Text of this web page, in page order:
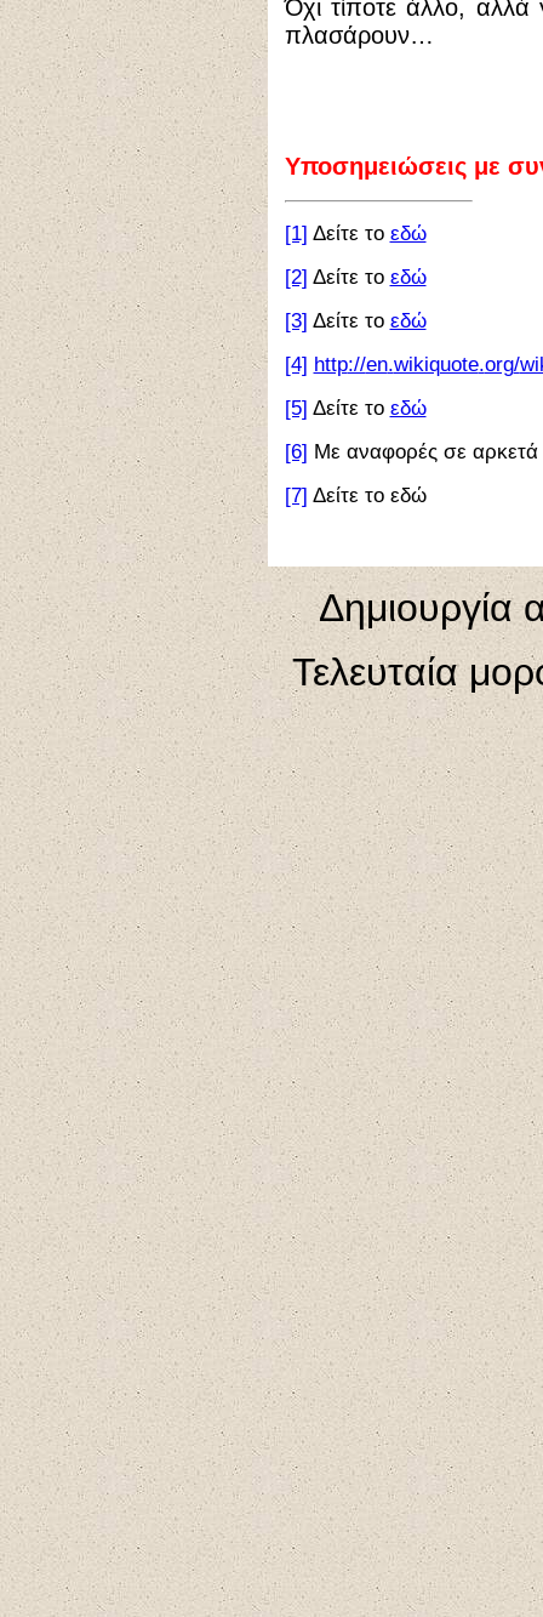
Όχι τίποτε άλλο, αλλά
πλασάρουν…
Υποσημειώσεις με
[1] Δείτε το εδώ
[2] Δείτε το εδώ
[3] Δείτε το εδώ
[4] http://en.wikiquote.org/
[5] Δείτε το εδώ
[6] Με αναφορές σε αρκετά
[7] Δείτε το εδώ
Δημιουργία
Τελευταία